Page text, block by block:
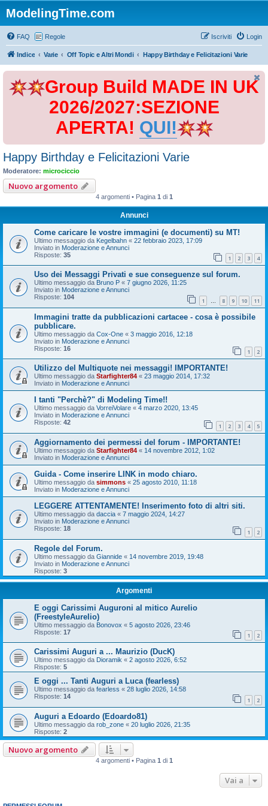
ModelingTime.com
FAQ Regole Login
Iscriviti
Indice Varie Off Topic e Altri Mondi Happy Birthday e Felicitazioni Varie
Group Build MADE IN UK
2026/2027:SEZIONE
APERTA! QUI!
Happy Birthday e Felicitazioni Varie
Moderatore: microciccio
Nuovo argomento
4 argomenti • Pagina 1 di 1
Annunci
Come caricare le vostre immagini (e documenti) su MT!
Ultimo messaggio da Kegelbahn « 22 febbraio 2023, 17:09
Inviato in Moderazione e Annunci
Risposte: 35 1 2 3 4
Uso dei Messaggi Privati e sue conseguenze sul forum.
Ultimo messaggio da Bruno P « 7 giugno 2026, 11:25
Inviato in Moderazione e Annunci
Risposte: 104 1 … 8 9 10 11
Immagini tratte da pubblicazioni cartacee - cosa è possibile
pubblicare.
Ultimo messaggio da Cox-One « 3 maggio 2016, 12:18
Inviato in Moderazione e Annunci
Risposte: 16 1 2
Utilizzo del Multiquote nei messaggi! IMPORTANTE!
Ultimo messaggio da Starfighter84 « 23 maggio 2014, 17:32
Inviato in Moderazione e Annunci
I tanti "Perchè?" di Modeling Time!!
Ultimo messaggio da VorreiVolare « 4 marzo 2020, 13:45
Inviato in Moderazione e Annunci
Risposte: 42 1 2 3 4 5
Aggiornamento dei permessi del forum - IMPORTANTE!
Ultimo messaggio da Starfighter84 « 14 novembre 2012, 1:02
Inviato in Moderazione e Annunci
Guida - Come inserire LINK in modo chiaro.
Ultimo messaggio da simmons « 25 agosto 2010, 11:18
Inviato in Moderazione e Annunci
LEGGERE ATTENTAMENTE! Inserimento foto di altri siti.
Ultimo messaggio da daccia « 7 maggio 2024, 14:27
Inviato in Moderazione e Annunci
Risposte: 18 1 2
Regole del Forum.
Ultimo messaggio da Giannide « 14 novembre 2019, 19:48
Inviato in Moderazione e Annunci
Risposte: 3
Argomenti
E oggi Carissimi Auguroni al mitico Aurelio
(FreestyleAurelio)
Ultimo messaggio da Bonovox « 5 agosto 2026, 23:46
Risposte: 17 1 2
Carissimi Auguri a ... Maurizio (DucK)
Ultimo messaggio da Dioramik « 2 agosto 2026, 6:52
Risposte: 5
E oggi ... Tanti Auguri a Luca (fearless)
Ultimo messaggio da fearless « 28 luglio 2026, 14:58
Risposte: 14 1 2
Auguri a Edoardo (Edoardo81)
Ultimo messaggio da rob_zone « 20 luglio 2026, 21:35
Risposte: 2
Nuovo argomento
4 argomenti • Pagina 1 di 1
Vai a